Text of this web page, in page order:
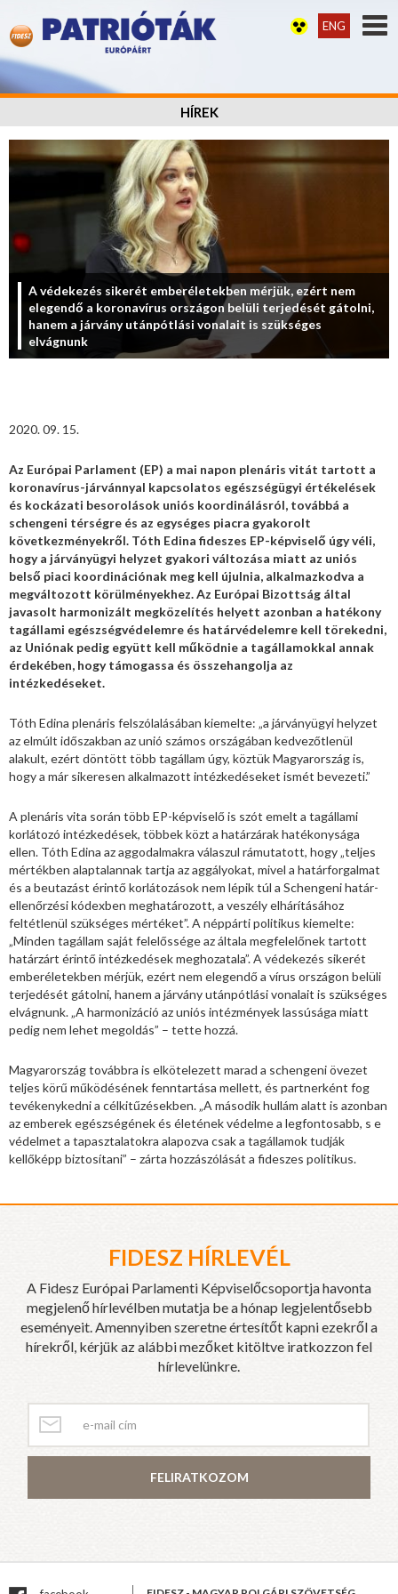
ENG
HÍREK
A védekezés sikerét emberéletekben mérjük, ezért nem
elegendő a koronavírus országon belüli terjedését gátolni,
hanem a járvány utánpótlási vonalait is szükséges
elvágnunk
2020. 09. 15.
Az Európai Parlament (EP) a mai napon plenáris vitát tartott a
koronavírus-járvánnyal kapcsolatos egészségügyi értékelések
és kockázati besorolások uniós koordinálásról, továbbá a
schengeni térségre és az egységes piacra gyakorolt
következményekről. Tóth Edina fideszes EP-képviselő úgy véli,
hogy a járványügyi helyzet gyakori változása miatt az uniós
belső piaci koordinációnak meg kell újulnia, alkalmazkodva a
megváltozott körülményekhez. Az Európai Bizottság által
javasolt harmonizált megközelítés helyett azonban a hatékony
tagállami egészségvédelemre és határvédelemre kell törekedni,
az Uniónak pedig együtt kell működnie a tagállamokkal annak
érdekében, hogy támogassa és összehangolja az
intézkedéseket.
Tóth Edina plenáris felszólalásában kiemelte: „a járványügyi helyzet
az elmúlt időszakban az unió számos országában kedvezőtlenül
alakult, ezért döntött több tagállam úgy, köztük Magyarország is,
hogy a már sikeresen alkalmazott intézkedéseket ismét bevezeti.”
A plenáris vita során több EP-képviselő is szót emelt a tagállami
korlátozó intézkedések, többek közt a határzárak hatékonysága
ellen. Tóth Edina az aggodalmakra válaszul rámutatott, hogy „teljes
mértékben alaptalannak tartja az aggályokat, mivel a határforgalmat
és a beutazást érintő korlátozások nem lépik túl a Schengeni határ-
ellenőrzési kódexben meghatározott, a veszély elhárításához
feltétlenül szükséges mértéket”. A néppárti politikus kiemelte:
„Minden tagállam saját felelőssége az általa megfelelőnek tartott
határzárt érintő intézkedések meghozatala”. A védekezés sikerét
emberéletekben mérjük, ezért nem elegendő a vírus országon belüli
terjedését gátolni, hanem a járvány utánpótlási vonalait is szükséges
elvágnunk. „A harmonizáció az uniós intézmények lassúsága miatt
pedig nem lehet megoldás” – tette hozzá.
Magyarország továbbra is elkötelezett marad a schengeni övezet
teljes körű működésének fenntartása mellett, és partnerként fog
tevékenykedni a célkitűzésekben. „A második hullám alatt is azonban
az emberek egészségének és életének védelme a legfontosabb, s e
védelmet a tapasztalatokra alapozva csak a tagállamok tudják
kellőképp biztosítani” – zárta hozzászólását a fideszes politikus.
FIDESZ HÍRLEVÉL
A Fidesz Európai Parlamenti Képviselőcsoportja havonta
megjelenő hírlevélben mutatja be a hónap legjelentősebb
eseményeit. Amennyiben szeretne értesítőt kapni ezekről a
hírekről, kérjük az alábbi mezőket kitöltve iratkozzon fel
hírlevelünkre.
FELIRATKOZOM